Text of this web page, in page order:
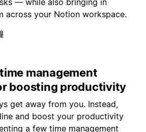
— while also bringing in
across your Notion workspace.
management
boosting productivity
get away from you. Instead,
and boost your productivity
a few time management